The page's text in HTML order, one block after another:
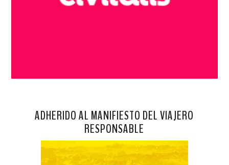
ADHERIDO AL MANIFIESTO DEL VIAJERO
RESPONSABLE